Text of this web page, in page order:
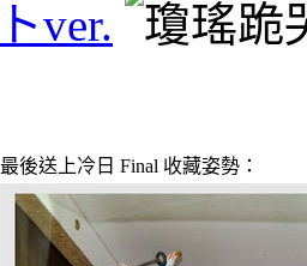
トver.
最後送上冷日 Final 收藏姿勢：